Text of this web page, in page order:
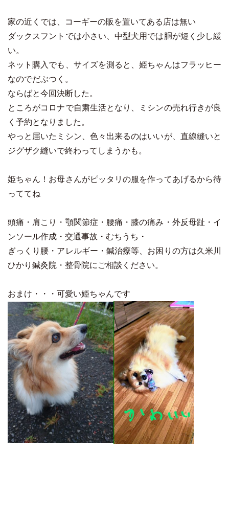
家の近くでは、コーギーの販を置いてある店は無い
ダックスフントでは小さい、中型犬用では胴が短く少し緩
い。
ネット購入でも、サイズを測ると、姫ちゃんはフラッヒー
なのでだぶつく。
ならばと今回決断した。
ところがコロナで自粛生活となり、ミシンの売れ行きが良
く予約となりました。
やっと届いたミシン、色々出来るのはいいが、直線縫いと
ジグザク縫いで終わってしまうかも。
姫ちゃん！お母さんがピッタリの服を作ってあげるから待
っててね
頭痛・肩こり・顎関節症・腰痛・膝の痛み・外反母趾・イ
ンソール作成・交通事故・むちうち・
ぎっくり腰・アレルギー・鍼治療等、お困りの方は久米川
ひかり鍼灸院・整骨院にご相談ください。
おまけ・・・可愛い姫ちゃんです